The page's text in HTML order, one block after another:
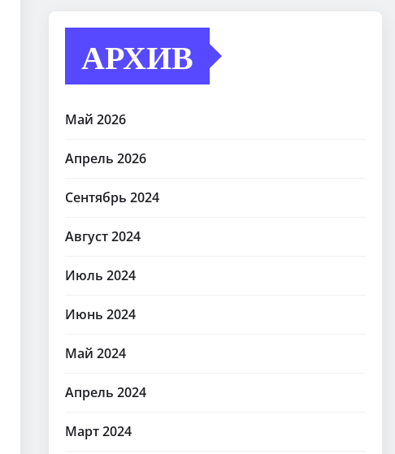
АРХИВ
Май 2026
Апрель 2026
Сентябрь 2024
Август 2024
Июль 2024
Июнь 2024
Май 2024
Апрель 2024
Март 2024